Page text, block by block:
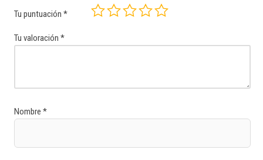
Tu puntuación *
Tu valoración *
Nombre *